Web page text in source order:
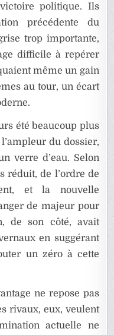
politique. Ils
précédente du
trop importante,
difficile à repérer
même un gain
au tour, un écart
été beaucoup plus
du dossier,
verre d’eau. Selon
réduit, de l’ordre de
et la nouvelle
de majeur pour
de son côté, avait
en suggérant
un zéro à cette
ne repose pas
rivaux, eux, veulent
actuelle ne